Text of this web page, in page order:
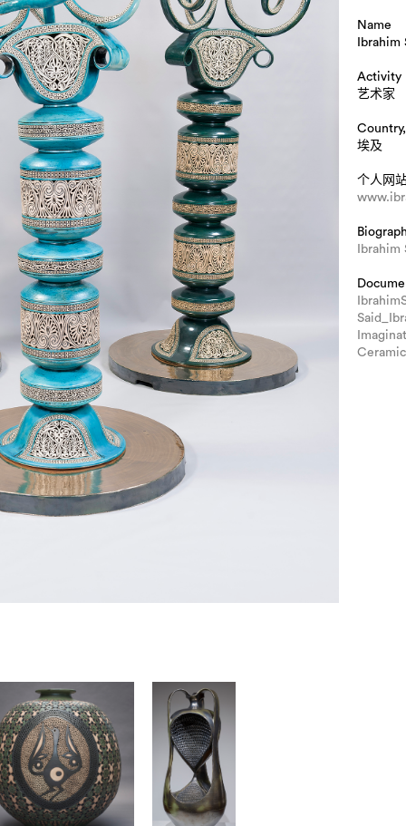
Name
Ibrahim
Activity
艺术家
埃及
个人网
Ibrahim